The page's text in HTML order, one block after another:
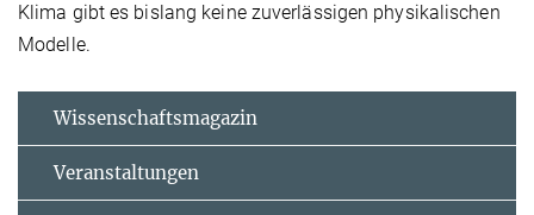
Klima gibt es bislang keine zuverlässigen physikalischen
Modelle.
Wissenschaftsmagazin
Veranstaltungen